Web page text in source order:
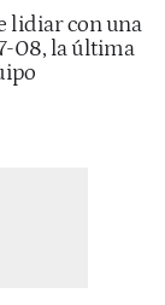
lidiar con una
08, la última